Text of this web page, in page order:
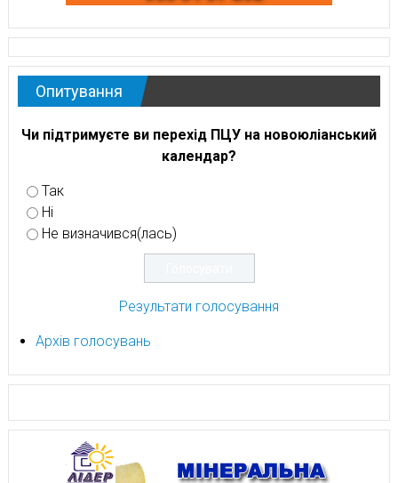
Опитування
Чи підтримуєте ви перехід ПЦУ на новоюліанський
календар?
Так
Ні
Не визначився(лась)
Результати голосування
Архів голосувань